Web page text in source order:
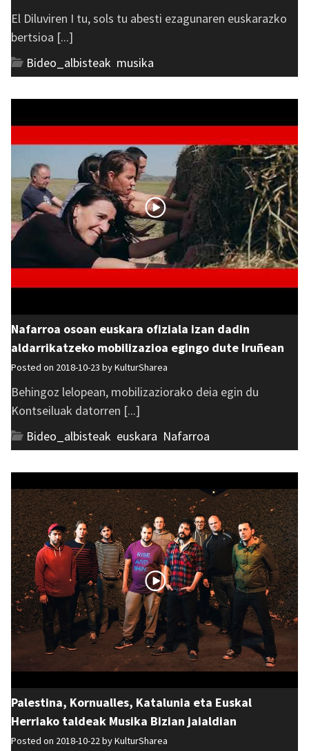
El Diluviren I tu, sols tu abesti ezagunaren euskarazko
bertsioa [...]
Bideo_albisteak musika
Nafarroa osoan euskara ofiziala izan dadin
aldarrikatzeko mobilizazioa egingo dute Iruñean
Posted on 2018-10-23 byKulturSharea
Behingoz lelopean, mobilizaziorako deia egin du
Kontseiluak datorren [...]
Bideo_albisteak euskara Nafarroa
Palestina, Kornualles, Katalunia eta Euskal
Herriako taldeak Musika Bizian jaialdian
Posted on 2018-10-22 byKulturSharea